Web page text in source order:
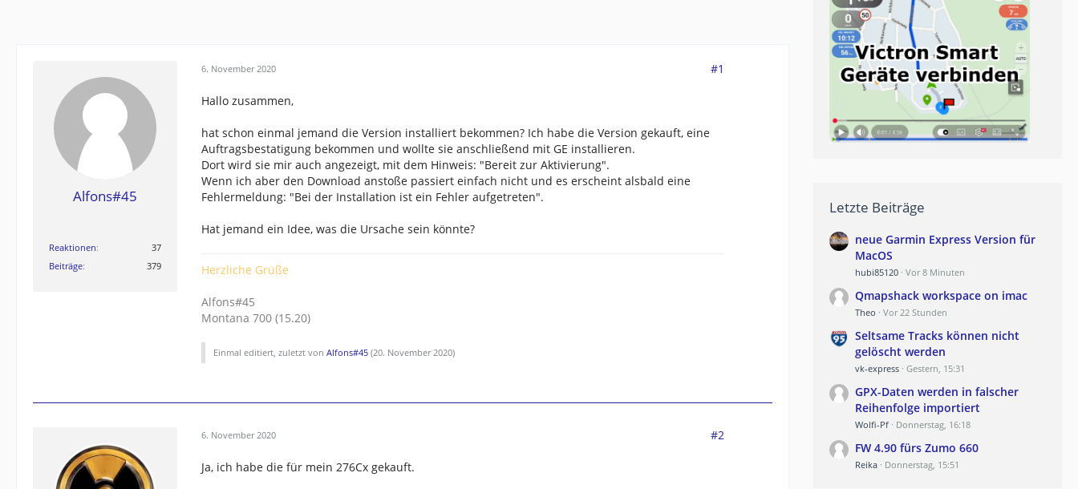
Alfons#45
Reaktionen
37
Beiträge
379
6. November 2020 #1
Hallo zusammen,
hat schon einmal jemand die Version installiert bekommen? Ich habe die Version gekauft, eine
Auftragsbestatigung bekommen und wollte sie anschließend mit GE installieren.
Dort wird sie mir auch angezeigt, mit dem Hinweis: "Bereit zur Aktivierung".
Wenn ich aber den Download anstoße passiert einfach nicht und es erscheint alsbald eine
Fehlermeldung: "Bei der Installation ist ein Fehler aufgetreten".
Hat jemand ein Idee, was die Ursache sein könnte?
Herzliche Grüße
Alfons#45
Montana 700 (15.20)
Einmal editiert, zuletzt von Alfons#45 (20. November 2020)
6. November 2020 #2
Ja, ich habe die für mein 276Cx gekauft.
Letzte Beiträge
neue Garmin Express Version für
MacOS
hubi85120 Vor 8 Minuten
Qmapshack workspace on imac
Theo Vor 22 Stunden
Seltsame Tracks können nicht
gelöscht werden
vk-express Gestern, 15:31
GPX-Daten werden in falscher
Reihenfolge importiert
Wolfi-Pf Donnerstag, 16:18
FW 4.90 fürs Zumo 660
Reika Donnerstag, 15:51